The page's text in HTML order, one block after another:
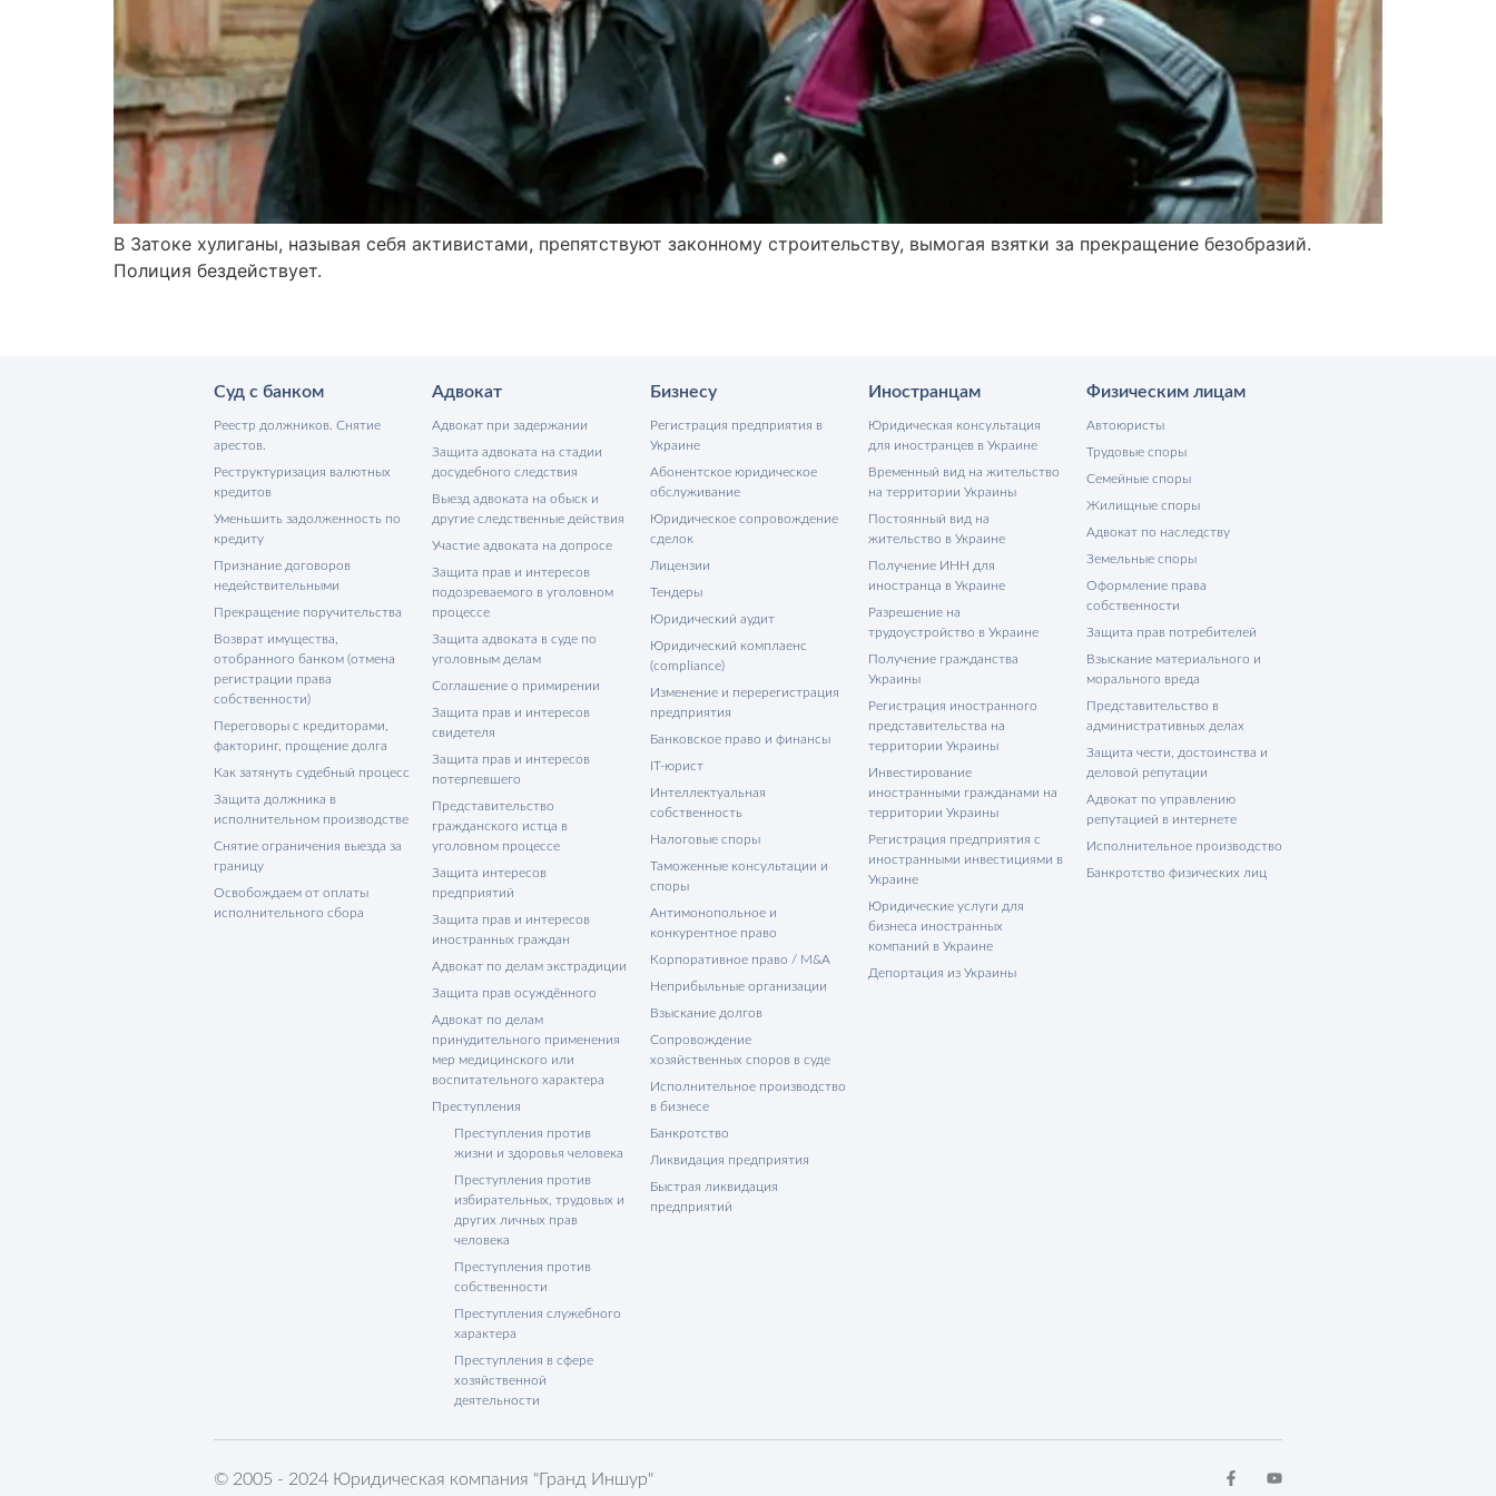
В Затоке хулиганы, называя себя активистами, препятствуют законному строительству, вымогая взятки за прекращение безобразий.
Полиция бездействует.
Суд с банком
Реестр должников. Снятие
арестов.
Реструктуризация валютных
кредитов
Уменьшить задолженность по
кредиту
Признание договоров
недействительными
Прекращение поручительства
Возврат имущества,
отобранного банком (отмена
регистрации права
собственности)
Переговоры с кредиторами,
факторинг, прощение долга
Как затянуть судебный процесс
Защита должника в
исполнительном производстве
Снятие ограничения выезда за
границу
Освобождаем от оплаты
исполнительного сбора
Адвокат
Адвокат при задержании
Защита адвоката на стадии
досудебного следствия
Выезд адвоката на обыск и
другие следственные действия
Участие адвоката на допросе
Защита прав и интересов
подозреваемого в уголовном
процессе
Защита адвоката в суде по
уголовным делам
Соглашение о примирении
Защита прав и интересов
свидетеля
Защита прав и интересов
потерпевшего
Представительство
гражданского истца в
уголовном процессе
Защита интересов
предприятий
Защита прав и интересов
иностранных граждан
Адвокат по делам экстрадиции
Защита прав осуждённого
Адвокат по делам
принудительного применения
мер медицинского или
воспитательного характера
Преступления
Преступления против
жизни и здоровья человека
Преступления против
избирательных, трудовых и
других личных прав
человека
Преступления против
собственности
Преступления служебного
характера
Преступления в сфере
хозяйственной
деятельности
Бизнесу
Регистрация предприятия в
Украине
Абонентское юридическое
обслуживание
Юридическое сопровождение
сделок
Лицензии
Тендеры
Юридический аудит
Юридический комплаенс
(compliance)
Изменение и перерегистрация
предприятия
Банковское право и финансы
IT-юрист
Интеллектуальная
собственность
Налоговые споры
Таможенные консультации и
споры
Антимонопольное и
конкурентное право
Корпоративное право / M&A
Неприбыльные организации
Взыскание долгов
Сопровождение
хозяйственных споров в суде
Исполнительное производство
в бизнесе
Банкротство
Ликвидация предприятия
Быстрая ликвидация
предприятий
Иностранцам
Юридическая консультация
для иностранцев в Украине
Временный вид на жительство
на территории Украины
Постоянный вид на
жительство в Украине
Получение ИНН для
иностранца в Украине
Разрешение на
трудоустройство в Украине
Получение гражданства
Украины
Регистрация иностранного
представительства на
территории Украины
Инвестирование
иностранными гражданами на
территории Украины
Регистрация предприятия с
иностранными инвестициями в
Украине
Юридические услуги для
бизнеса иностранных
компаний в Украине
Депортация из Украины
Физическим лицам
Автоюристы
Трудовые споры
Семейные споры
Жилищные споры
Адвокат по наследству
Земельные споры
Оформление права
собственности
Защита прав потребителей
Взыскание материального и
морального вреда
Представительство в
административных делах
Защита чести, достоинства и
деловой репутации
Адвокат по управлению
репутацией в интернете
Исполнительное производство
Банкротство физических лиц
© 2005 - 2024 Юридическая компания "Гранд Иншур"